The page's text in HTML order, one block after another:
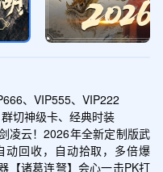
领取
卷*3、水
领取
、VIP555、VIP222
切神级卡、经典时装
凌云！2026年全新定制版武
动回收，自动拾取，多倍爆
【诸葛连弩】会心一击PK打